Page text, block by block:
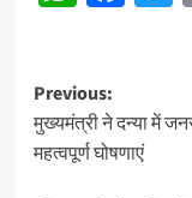
Post
Previous:
मुख्यमंत्री ने दन्या में
महत्वपूर्ण घोषणाएं